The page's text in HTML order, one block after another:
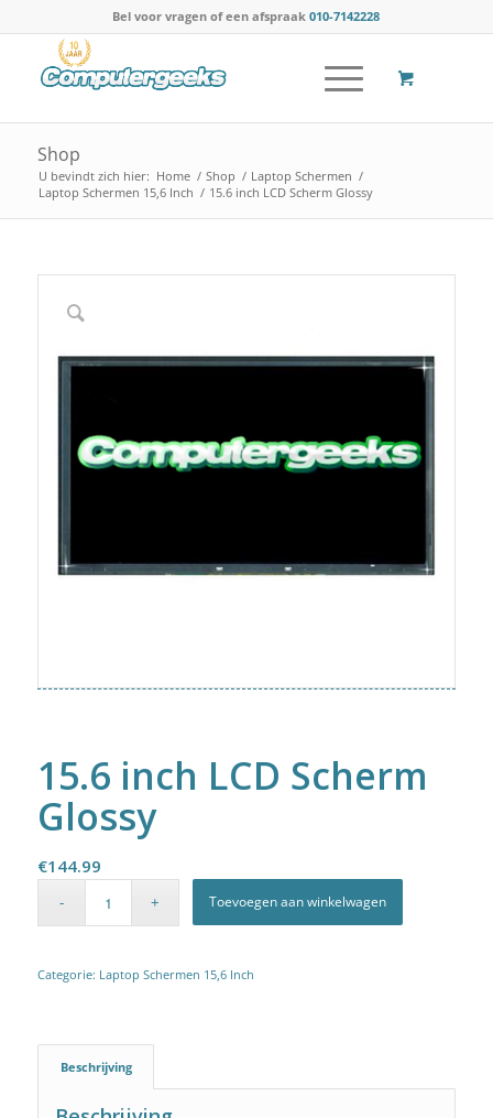
Bel voor vragen of een afspraak010-7142228
Shop
U bevindt zich hier: Home / Shop / Laptop Schermen /
Laptop Schermen 15,6 Inch / 15.6 inch LCD Scherm Glossy
15.6 inch LCD Scherm
Glossy
€144.99
Toevoegen aan winkelwagen
Categorie: Laptop Schermen 15,6 Inch
Beschrijving